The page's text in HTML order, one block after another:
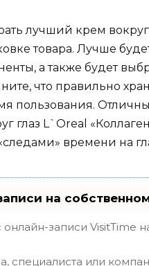
лучший крем вокруг
товара. Лучше
а также будет
что правильно
пользования.
глаз L`Oreal
времени на
на
записи VisitTime
специалиста или